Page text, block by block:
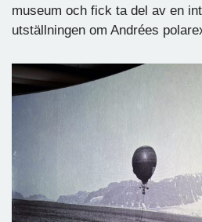
museum och fick ta del av en
utställningen om Andrées